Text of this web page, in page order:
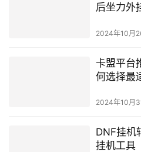
后坐力外
2024年10月
卡盟平台
何选择最
2024年10月
DNF挂机
挂机工具